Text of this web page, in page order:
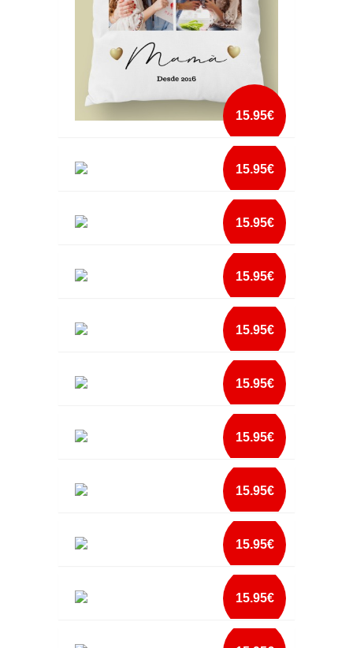
15.95€
mais info
add à lista
15.95€
ALMOFADA MELHOR FILHA DO MUNDO
mais info
add à lista
15.95€
ALMOFADA MELHOR FILHO DO MUNDO
mais info
add à lista
15.95€
ALMOFADA MELHOR MADRINHA DO MUNDO
2
mais info
add à lista
15.95€
ALMOFADA MELHOR MÃE DO MUNDO 4
FOTOS
mais info
add à lista
15.95€
ALMOFADA MELHOR MÃE DO MUNDO FOTOS
NOMES
mais info
add à lista
15.95€
ALMOFADA MELHOR MELHOR MÃE DE
SEMPRE NOMES
mais info
add à lista
15.95€
ALMOFADA MELHOR PAI DE SEMPRE NOMES
mais info
add à lista
15.95€
ALMOFADA MELHOR PAI DO MUNDO COM
FOTOS
mais info
15.95€
ALMOFADA NAMORADOS COM FOTO